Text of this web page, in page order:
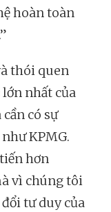
hoàn toàn
thói quen
nhất của
có sự
KPMG.
hơn
vì chúng tôi
tư duy của